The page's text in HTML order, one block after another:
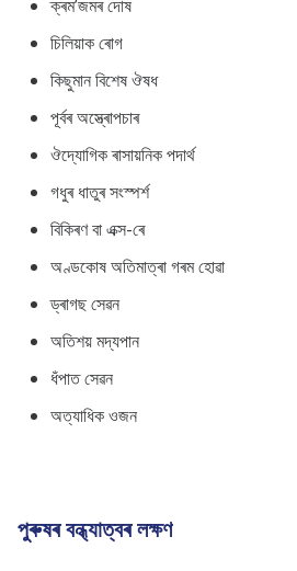
ক্ৰম’জমৰ দোষ
চিলিয়াক ৰোগ
কিছুমান বিশেষ ঔষধ
পূৰ্বৰ অস্ত্ৰোপচাৰ
ঔদ্যোগিক ৰাসায়নিক পদাৰ্থ
গধুৰ ধাতুৰ সংস্পৰ্শ
বিকিৰণ বা এক্স-ৰে
অণ্ডকোষ অতিমাত্ৰা গৰম হোৱা
ড্ৰাগছ সেৱন
অতিশয় মদ্যপান
ধঁপাত সেৱন
অত্যাধিক ওজন
পুৰুষৰ বন্ধ্যাত্বৰ লক্ষণ